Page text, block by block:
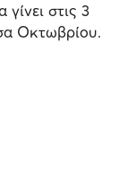
στις 3
Οκτωβρίου.